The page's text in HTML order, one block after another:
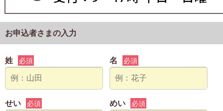
お申込者さまの入力
姓 必須 名 必須
せい 必須 めい 必須